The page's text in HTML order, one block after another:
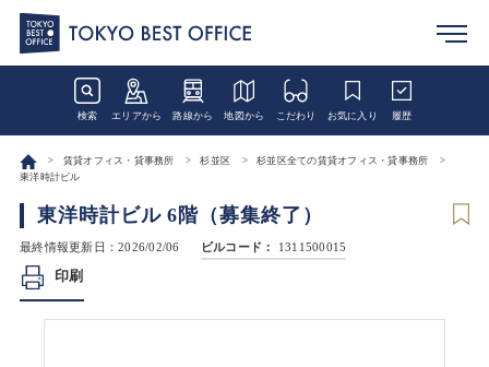
検索 エリアから 路線から 地図から こだわり お気に入り 履歴
賃貸オフィス・貸事務所 杉並区
杉並区全ての賃貸オフィス・貸事務所
東洋時計ビル
東洋時計ビル 6階（募集終了）
最終情報更新日：2026/02/06 ビルコード： 1311500015
印刷